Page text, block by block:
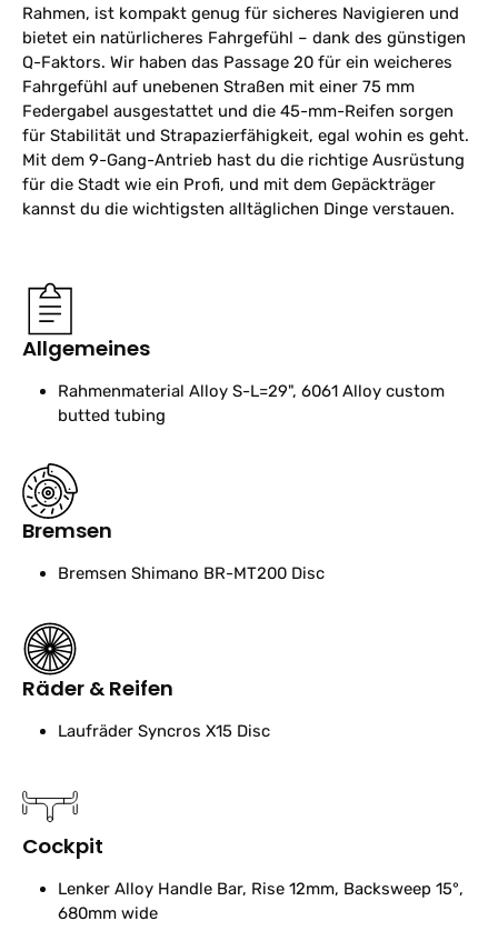
Rahmen, ist kompakt genug für sicheres Navigieren und
bietet ein natürlicheres Fahrgefühl – dank des günstigen
Q-Faktors. Wir haben das Passage 20 für ein weicheres
Fahrgefühl auf unebenen Straßen mit einer 75 mm
Federgabel ausgestattet und die 45-mm-Reifen sorgen
für Stabilität und Strapazierfähigkeit, egal wohin es geht.
Mit dem 9-Gang-Antrieb hast du die richtige Ausrüstung
für die Stadt wie ein Profi, und mit dem Gepäckträger
kannst du die wichtigsten alltäglichen Dinge verstauen.
Allgemeines
Rahmenmaterial Alloy S-L=29", 6061 Alloy custom
butted tubing
Bremsen
Bremsen Shimano BR-MT200 Disc
Räder & Reifen
Laufräder Syncros X15 Disc
Cockpit
Lenker Alloy Handle Bar, Rise 12mm, Backsweep 15°,
680mm wide